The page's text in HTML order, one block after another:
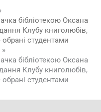
бібліотекою Оксана
Клубу книголюбів,
студентами
бібліотекою Оксана
Клубу книголюбів,
студентами